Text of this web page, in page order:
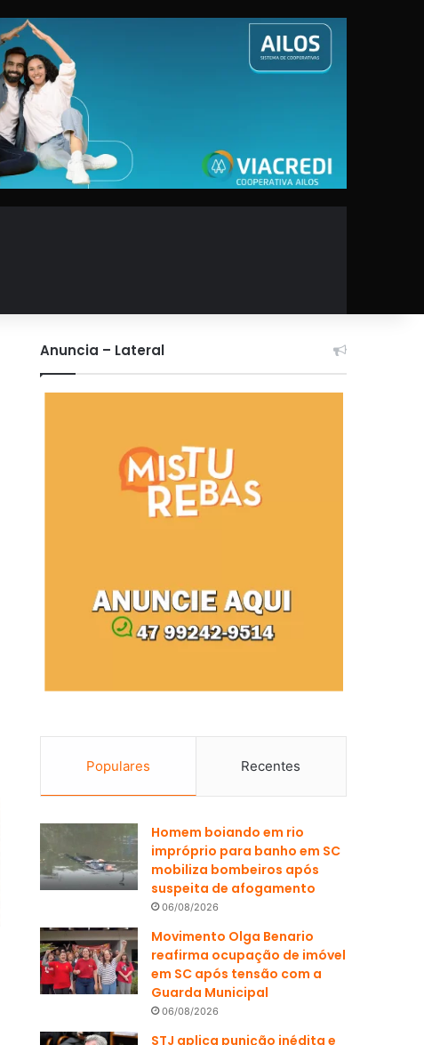
Anuncia – Lateral
Populares Recentes
Homem boiando em rio
impróprio para banho em SC
mobiliza bombeiros após
suspeita de afogamento
06/08/2026
Movimento Olga Benario
reafirma ocupação de imóvel
em SC após tensão com a
Guarda Municipal
06/08/2026
STJ aplica punição inédita e